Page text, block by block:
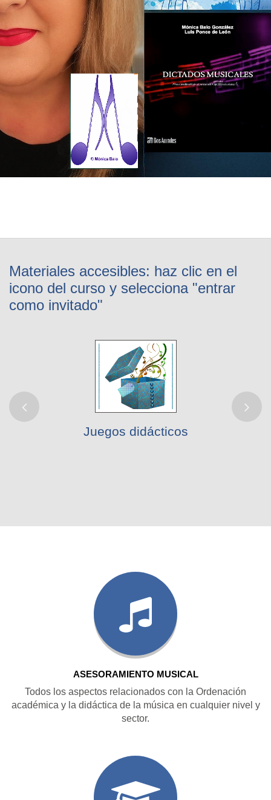
Materiales accesibles: haz clic en el
icono del curso y selecciona "entrar
como invitado"
Juegos didácticos
ASESORAMIENTO MUSICAL
Todos los aspectos relacionados con la Ordenación
académica y la didáctica de la música en cualquier nivel y
sector.